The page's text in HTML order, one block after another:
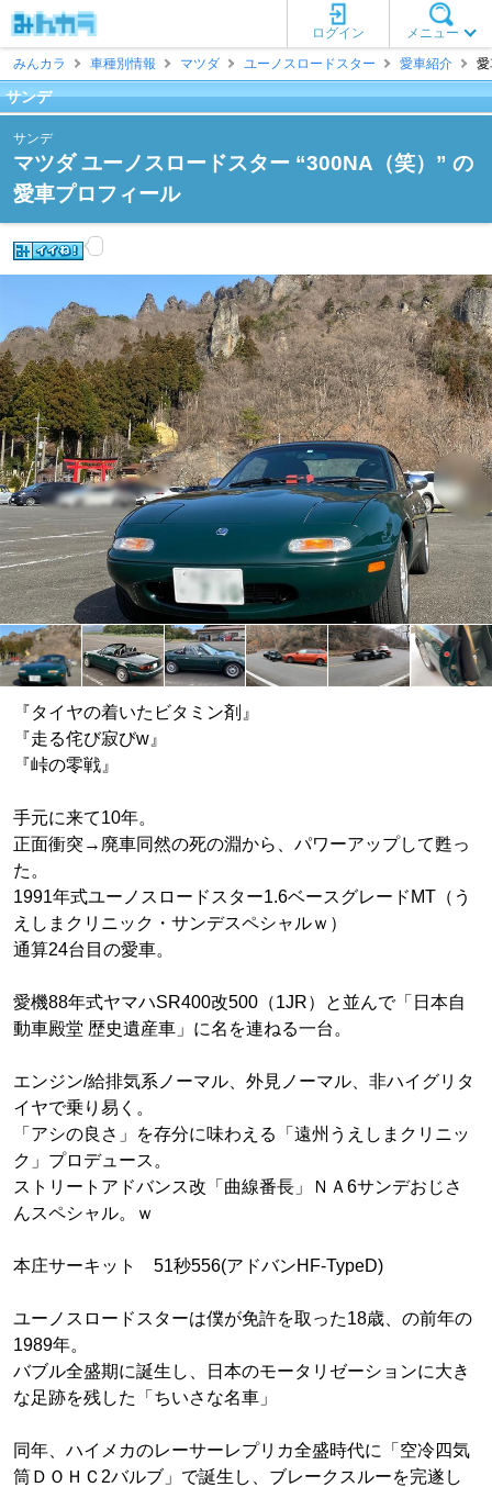
メニュー
ログイン
みんカラ
車種別情報 マツダ ユーノスロードスター 愛車紹介
サンデ
サンデ
マツダ ユーノスロードスター “300NA（笑）” の
愛車プロフィール
『タイヤの着いたビタミン剤』
『走る侘び寂びw』
『峠の零戦』
手元に来て10年。
正面衝突→廃車同然の死の淵から、パワーアップして甦っ
た。
1991年式ユーノスロードスター1.6ベースグレードMT（う
えしまクリニック・サンデスペシャルｗ）
通算24台目の愛車。
愛機88年式ヤマハSR400改500（1JR）と並んで「日本自
動車殿堂 歴史遺産車」に名を連ねる一台。
エンジン/給排気系ノーマル、外見ノーマル、非ハイグリタ
イヤで乗り易く。
「アシの良さ」を存分に味わえる「遠州うえしまクリニッ
ク」プロデュース。
ストリートアドバンス改「曲線番長」ＮＡ6サンデおじさ
んスペシャル。ｗ
本庄サーキット 51秒556(アドバンHF-TypeD)
ユーノスロードスターは僕が免許を取った18歳、の前年の
1989年。
バブル全盛期に誕生し、日本のモータリゼーションに大き
な足跡を残した「ちいさな名車」
同年、ハイメカのレーサーレプリカ全盛時代に「空冷四気
筒ＤＯＨＣ2バルブ」で誕生し、ブレークスルーを完遂し